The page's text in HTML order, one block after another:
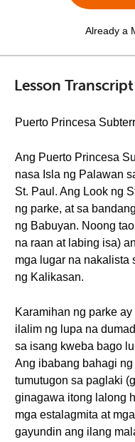
Already a
Lesson Transcript
Puerto Princesa
Ang Puerto Princesa
nasa Isla ng Palawan
St. Paul. Ang Look ng
ng parke, at sa
ng Babuyan. Noong
na raan at labing isa)
mga lugar na nakalista
ng Kalikasan.
Karamihan ng parke
ilalim ng lupa na
sa isang kweba bago
Ang ibabang bahagi
tumutugon sa paglaki
ginagawa itong lalong
mga estalagmita at
gayundin ang ilang